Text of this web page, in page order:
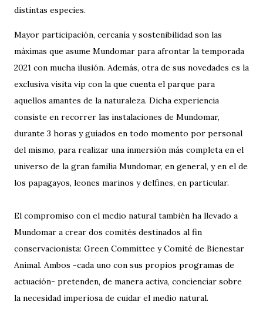
distintas especies.
Mayor participación, cercanía y sostenibilidad son las
máximas que asume Mundomar para afrontar la temporada
2021 con mucha ilusión. Además, otra de sus novedades es la
exclusiva visita vip con la que cuenta el parque para
aquellos amantes de la naturaleza. Dicha experiencia
consiste en recorrer las instalaciones de Mundomar,
durante 3 horas y guiados en todo momento por personal
del mismo, para realizar una inmersión más completa en el
universo de la gran familia Mundomar, en general, y en el de
los papagayos, leones marinos y delfines, en particular.
El compromiso con el medio natural también ha llevado a
Mundomar a crear dos comités destinados al fin
conservacionista: Green Committee y Comité de Bienestar
Animal. Ambos -cada uno con sus propios programas de
actuación- pretenden, de manera activa, concienciar sobre
la necesidad imperiosa de cuidar el medio natural.